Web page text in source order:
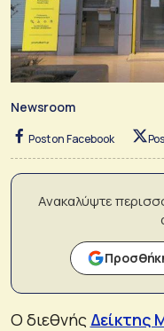
Newsroom
Post on Facebook
Ανακαλύψτε
Ο διεθνής Δείκτης